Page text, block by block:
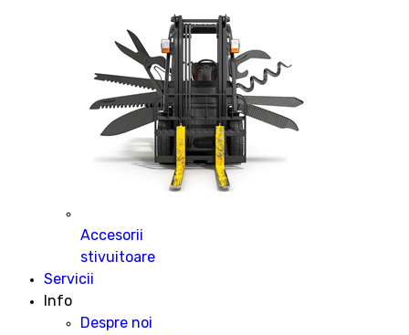
Accesorii
stivuitoare
Servicii
Info
Despre noi